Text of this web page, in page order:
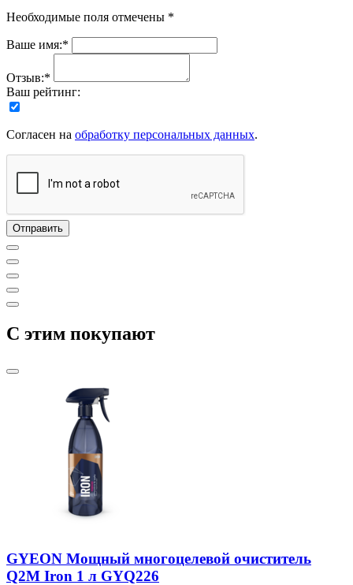
Необходимые поля отмечены *
Ваше имя:*
Отзыв:*
Ваш рейтинг:
Согласен на обработку персональных данных.
C этим покупают
GYEON Мощный многоцелевой очиститель
Q2M Iron 1 л GYQ226